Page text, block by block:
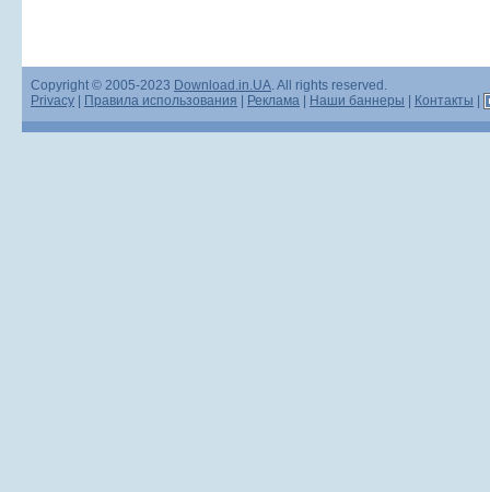
Copyright © 2005-2023 Download.in.UA. All rights reserved.
Privacy
Правила использования Реклама Наши баннеры Контакты